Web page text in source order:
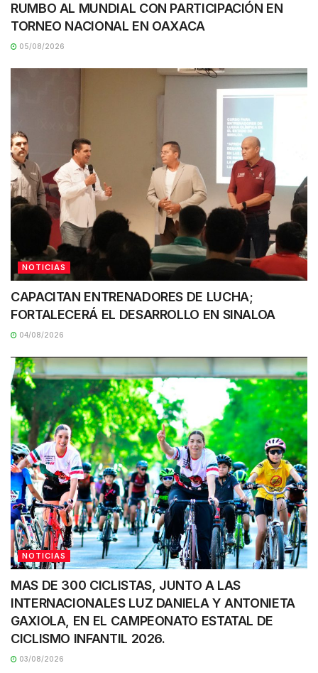
RUMBO AL MUNDIAL CON PARTICIPACIÓN EN
TORNEO NACIONAL EN OAXACA
05/08/2026
NOTICIAS
CAPACITAN ENTRENADORES DE LUCHA;
FORTALECERÁ EL DESARROLLO EN SINALOA
04/08/2026
NOTICIAS
MAS DE 300 CICLISTAS, JUNTO A LAS
INTERNACIONALES LUZ DANIELA Y ANTONIETA
GAXIOLA, EN EL CAMPEONATO ESTATAL DE
CICLISMO INFANTIL 2026.
03/08/2026